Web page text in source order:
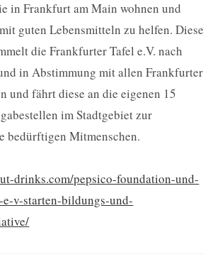
in Frankfurt am Main wohnen und
guten Lebensmitteln zu helfen. Diese
die Frankfurter Tafel e.V. nach
in Abstimmung mit allen Frankfurter
und fährt diese an die eigenen 15
im Stadtgebiet zur
bedürftigen Mitmenschen.
drinks.com/pepsico-foundation-und-
v-starten-bildungs-und-